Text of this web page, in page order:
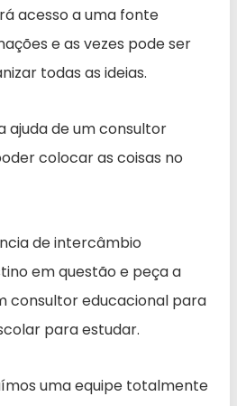
acesso a uma fonte
e as vezes pode ser
todas as ideias.
ajuda de um consultor
colocar as coisas no
de intercâmbio
em questão e peça a
consultor educacional para
para estudar.
uma equipe totalmente